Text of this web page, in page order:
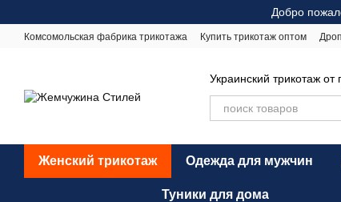
Добро
Комсомольская фабрика трикотажа Купить трикотаж оптом
Украинский трикотаж от
Женский трикотаж Одежда для мужчин
Туники для дома